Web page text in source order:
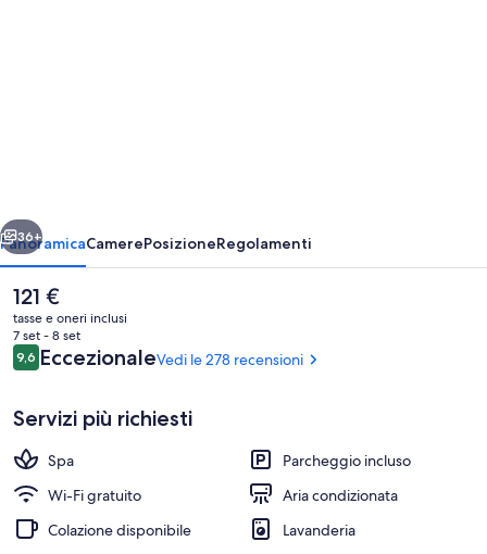
Sauna, bagno turco, massaggi
Avanti
36+
PanoramicaCamerePosizioneRegolamenti
Il
prezzo
attuale
è
121 €
121 €
tasse e oneri inclusi
7 set - 8 set
Recensioni
9,69,6 su 10
EccezionaleVedi le 278 recensioni
Servizi più richiesti
Spa
Parcheggio incluso
Wi-Fi gratuito
Aria condizionata
Colazione disponibile
Lavanderia